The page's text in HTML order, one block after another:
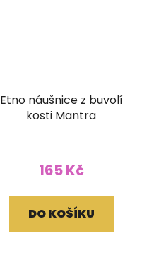
Etno náušnice z buvolí
kosti Mantra
165 Kč
DO KOŠÍKU